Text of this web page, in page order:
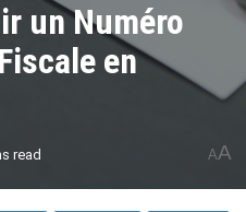
un Numéro
en
read AA